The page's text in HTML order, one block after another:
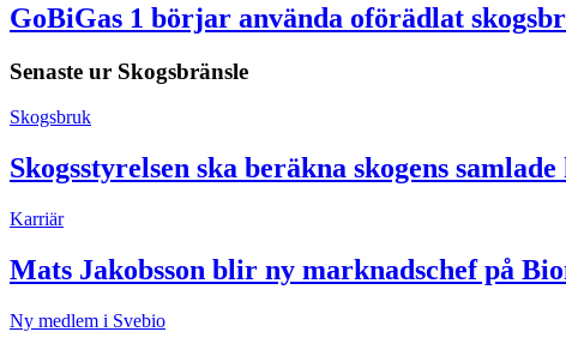
GoBiGas 1 börjar använda oförädlat
Senaste ur Skogsbränsle
Skogsbruk
Skogsstyrelsen ska beräkna skogens
Karriär
Mats Jakobsson blir ny marknadschef på
Ny medlem i Svebio